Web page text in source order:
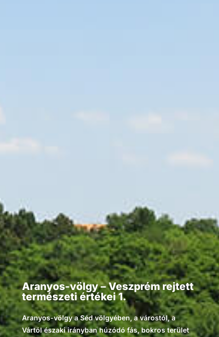
Aranyos-völgy – Veszprém rejtett
természeti értékei 1.
Aranyos-völgy a Séd völgyében, a várostól, a
Vártól északi irányban húzódó fás, bokros terület